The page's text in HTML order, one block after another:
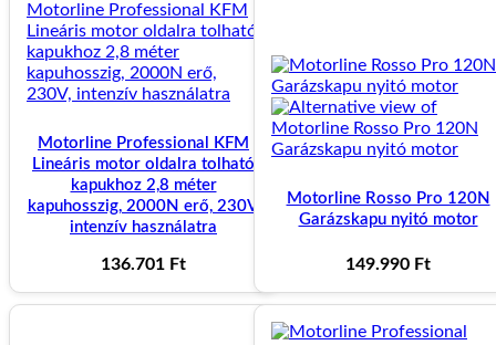
Motorline Professional KFM
Lineáris motor oldalra tolható
kapukhoz 2,8 méter
kapuhosszig, 2000N erő, 230V,
intenzív használatra
136.701 Ft
Motorline Rosso Pro 120N
Garázskapu nyitó motor
149.990 Ft